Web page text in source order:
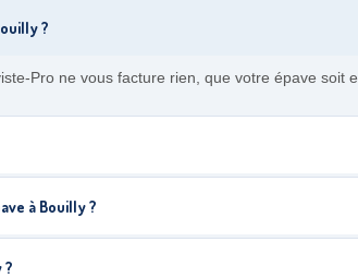
?
Pro ne vous facture rien, que votre épave
à Bouilly ?
?